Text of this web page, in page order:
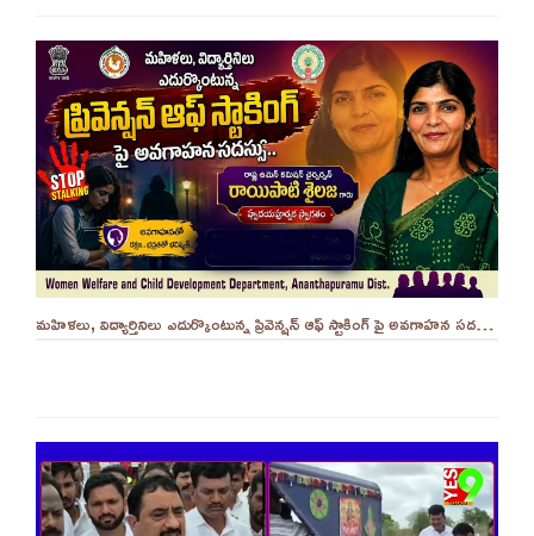
మహిళలు, విద్యార్తినిలు ఎదుర్కొంటున్న ప్రివెన్షన్ ఆఫ్ స్టాకింగ్ పై అవగాహన సదస్సు.. - ||YES 9TV